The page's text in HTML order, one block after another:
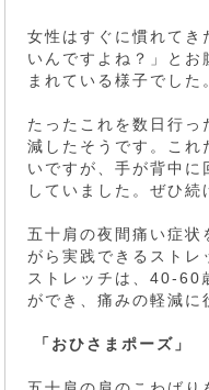
女性はすぐに慣れてき
いんですよね？」とお
まれている様子でした
たったこれを数日行っ
減したそうです。これ
いですが、手が背中に
していました。ぜひ続
五十肩の夜間痛い症状
がら実践できるストレ
ストレッチは、40-60
ができ、痛みの軽減に
「おひさまポーズ」